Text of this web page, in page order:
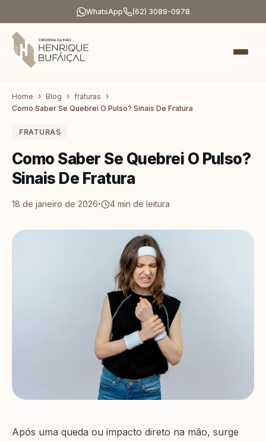
WhatsApp (62) 3089-0978
Home Blog
fraturas
Como Saber Se Quebrei O Pulso? Sinais De Fratura
FRATURAS
Como Saber Se Quebrei O Pulso?
Sinais De Fratura
18 de janeiro de 2026· 4 min de leitura
Após uma queda ou impacto direto na mão, surge